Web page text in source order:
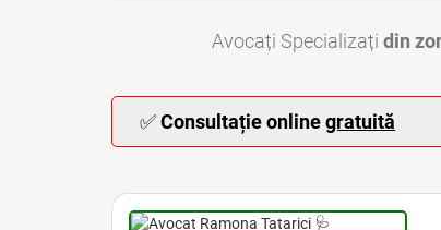
Avocați Specializați din
✅Consultație onlinegratuită
Avocat Malpraxis Medical Bucuresti •